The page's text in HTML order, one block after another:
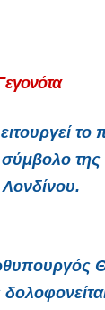
της
Λονδίνου.